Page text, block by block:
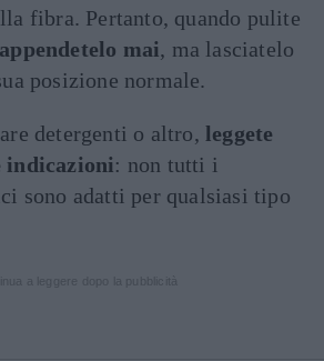
fibra. Pertanto, quando pulite
mai, ma lasciatelo
posizione normale.
detergenti o altro, leggete
indicazioni: non tutti i
sono adatti per qualsiasi tipo